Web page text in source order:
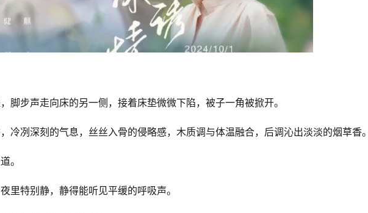
脚步声走向床的另一侧，接着床垫微微下陷，被子一角被掀开。
冷冽深刻的气息，丝丝入骨的侵略感，木质调与体温融合，后调沁出淡淡的烟草香
。
里特别静，静得能听见平缓的呼吸声。